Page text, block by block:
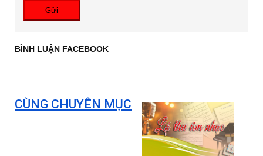
Gửi
BÌNH LUẬN FACEBOOK
CÙNG CHUYÊN MỤC